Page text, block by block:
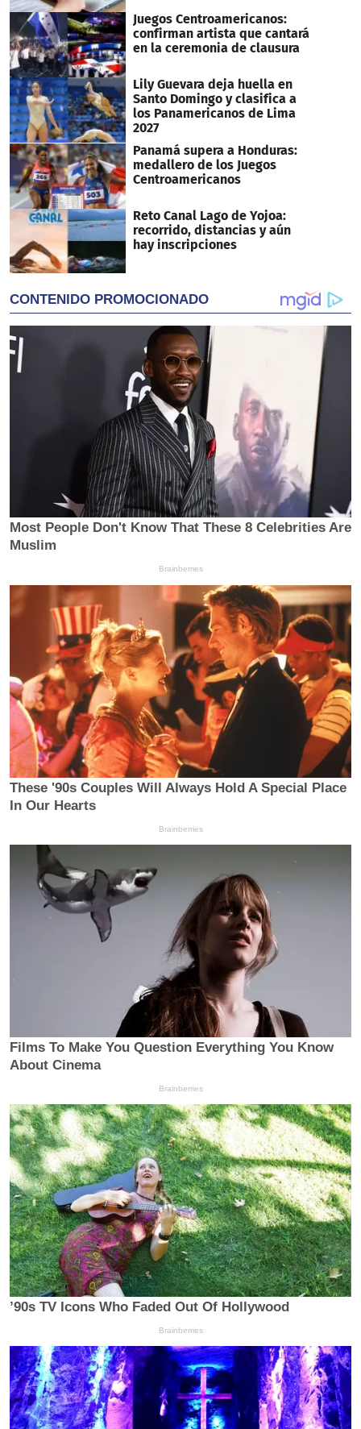
Juegos Centroamericanos:
confirman artista que cantará
en la ceremonia de clausura
Lily Guevara deja huella en
Santo Domingo y clasifica a
los Panamericanos de Lima
2027
Panamá supera a Honduras:
medallero de los Juegos
Centroamericanos
Reto Canal Lago de Yojoa:
recorrido, distancias y aún
hay inscripciones